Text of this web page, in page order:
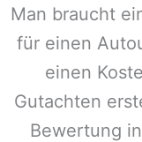
Man braucht
für einen
einen
Gutachten
Bewertung